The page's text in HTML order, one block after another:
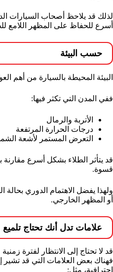
لذلك قد يلاحظ أصحاب السيارات
أسرع للحفاظ على المظهر اللامع
حسب البيئة
البيئة المحيطة بالسيارة من أهم
ففي المدن التي تكثر فيها:
الأتربة والرمال
درجات الحرارة المرتفعة
التعرض المستمر لأشعة
قد يتأثر الطلاء بشكل أسرع
قسوة.
ولهذا يفضل الاهتمام الدوري بحالة
أو المظهر الخارجي.
علامات تدل أنك تحتاج تلميع
قد لا تحتاج إلى الانتظار لفترة
فهناك بعض العلامات التي قد تشير
احترافية، مثل: